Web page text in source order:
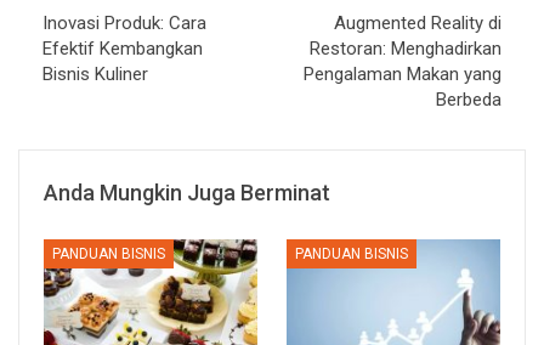
Inovasi Produk: Cara
Efektif Kembangkan
Bisnis Kuliner
Augmented Reality di
Restoran: Menghadirkan
Pengalaman Makan yang
Berbeda
Anda Mungkin Juga Berminat
PANDUAN BISNIS PANDUAN BISNIS